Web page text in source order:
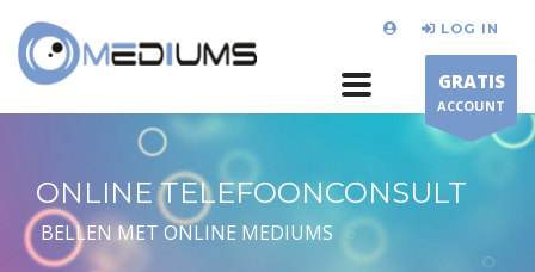
LOG IN
GRATIS
ACCOUNT
ONLINE TELEFOONCONSULT
BELLEN MET ONLINE MEDIUMS